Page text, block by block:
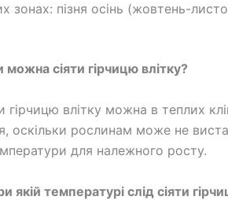
зонах: пізня осінь (жовтень-
сіяти гірчицю влітку?
гірчицю влітку можна в теплих
оскільки рослинам може не
для належного росту.
якій температурі слід сіяти